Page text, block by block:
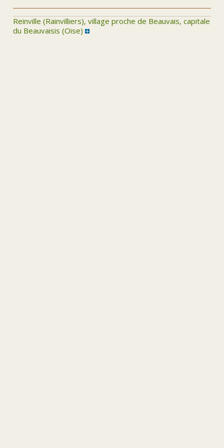
Reinville (Rainvilliers), village proche de Beauvais, capitale
du Beauvaisis (Oise)